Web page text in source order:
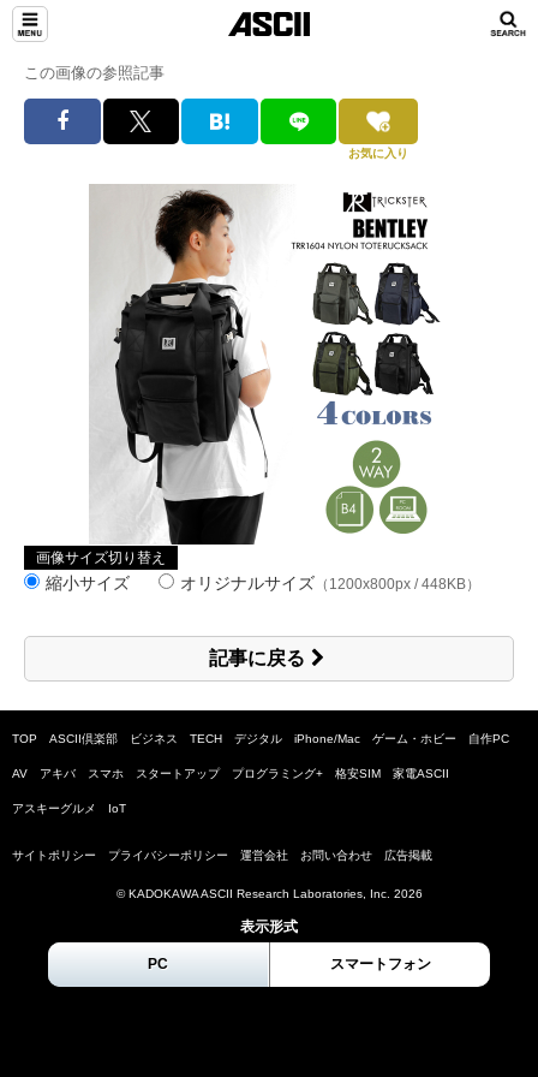
この画像の参照記事
お気に入り
画像サイズ切り替え
縮小サイズ オリジナルサイズ （1200x800px / 448KB）
記事に戻る
TOP ASCII倶楽部 ビジネス TECH デジタル iPhone/Mac ゲーム・ホビー 自作PC
AV アキバ スマホ スタートアップ プログラミング+ 格安SIM 家電ASCII
アスキーグルメ IoT
サイトポリシー プライバシーポリシー 運営会社 お問い合わせ 広告掲載
© KADOKAWA ASCII Research Laboratories, Inc. 2026
表示形式
PC スマートフォン